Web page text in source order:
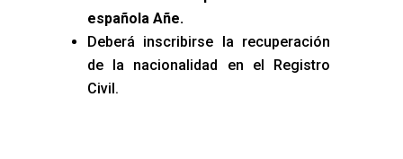
española Añe.
Deberá inscribirse la recuperación
de la nacionalidad en el Registro
Civil.